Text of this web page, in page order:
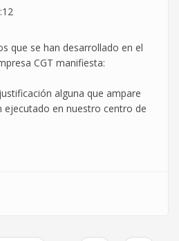
que se han desarrollado en el
CGT manifiesta:
alguna que ampare
ejecutado en nuestro centro de